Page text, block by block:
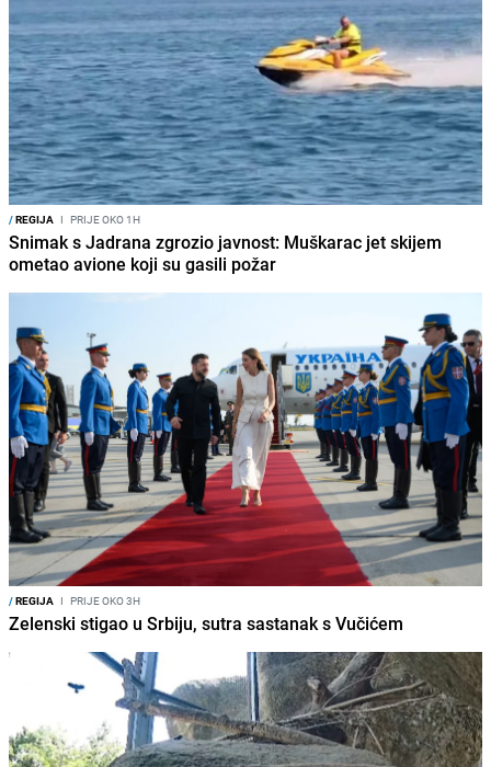
/REGIJA I PRIJE OKO 1H
Snimak s Jadrana zgrozio javnost: Muškarac jet skijem
ometao avione koji su gasili požar
/REGIJA I PRIJE OKO 3H
Zelenski stigao u Srbiju, sutra sastanak s Vučićem